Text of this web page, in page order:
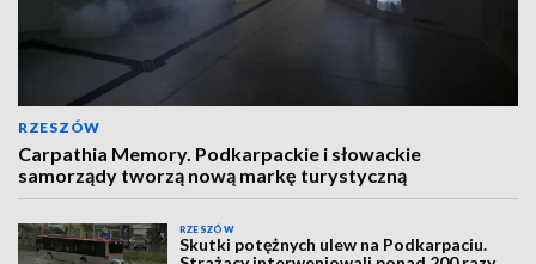
RZESZÓW
Carpathia Memory. Podkarpackie i słowackie
samorządy tworzą nową markę turystyczną
RZESZÓW
Skutki potężnych ulew na Podkarpaciu.